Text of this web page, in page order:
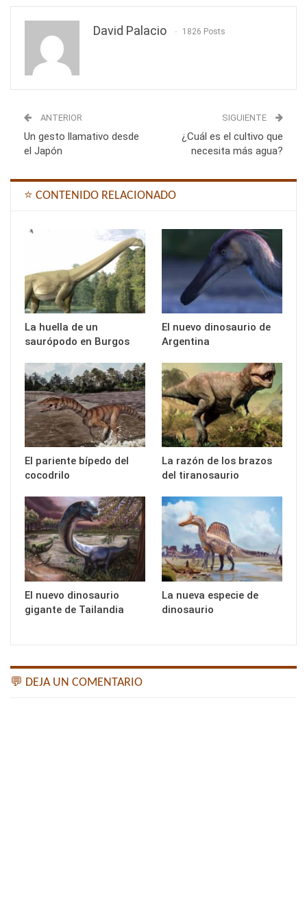
David Palacio 1826 Posts
ANTERIOR
Un gesto llamativo desde
el Japón
SIGUIENTE
¿Cuál es el cultivo que
necesita más agua?
⭐ CONTENIDO RELACIONADO
La huella de un
saurópodo en Burgos
El nuevo dinosaurio de
Argentina
El pariente bípedo del
cocodrilo
La razón de los brazos
del tiranosaurio
El nuevo dinosaurio
gigante de Tailandia
La nueva especie de
dinosaurio
💬 DEJA UN COMENTARIO